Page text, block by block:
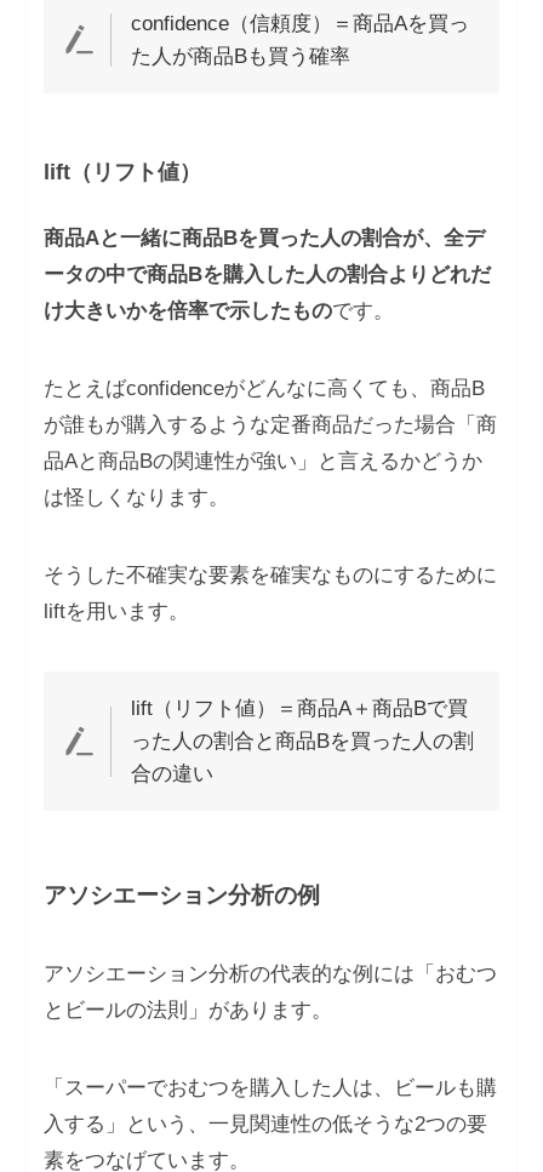
confidence（信頼度）＝商品Aを買っ
た人が商品Bも買う確率
lift（リフト値）
商品Aと一緒に商品Bを買った人の割合が、全デ
ータの中で商品Bを購入した人の割合よりどれだ
け大きいかを倍率で示したものです。
たとえばconfidenceがどんなに高くても、商品B
が誰もが購入するような定番商品だった場合「商
品Aと商品Bの関連性が強い」と言えるかどうか
は怪しくなります。
そうした不確実な要素を確実なものにするために
liftを用います。
lift（リフト値）＝商品A＋商品Bで買
った人の割合と商品Bを買った人の割
合の違い
アソシエーション分析の例
アソシエーション分析の代表的な例には「おむつ
とビールの法則」があります。
「スーパーでおむつを購入した人は、ビールも購
入する」という、一見関連性の低そうな2つの要
素をつなげています。